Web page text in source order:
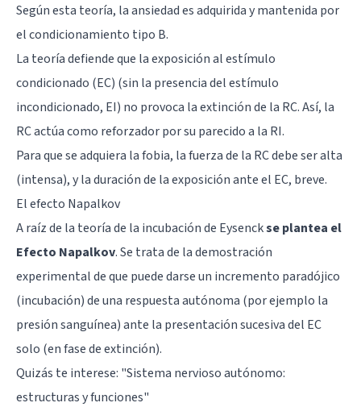
Según esta teoría, la ansiedad es adquirida y mantenida por
el condicionamiento tipo B.
La teoría defiende que la exposición al estímulo
condicionado (EC) (sin la presencia del estímulo
incondicionado, EI) no provoca la extinción de la RC. Así, la
RC actúa como reforzador por su parecido a la RI.
Para que se adquiera la fobia, la fuerza de la RC debe ser alta
(intensa), y la duración de la exposición ante el EC, breve.
El efecto Napalkov
A raíz de la teoría de la incubación de Eysenckse plantea el
Efecto Napalkov. Se trata de la demostración
experimental de que puede darse un incremento paradójico
(incubación) de una respuesta autónoma (por ejemplo la
presión sanguínea) ante la presentación sucesiva del EC
solo (en fase de extinción).
Quizás te interese: "Sistema nervioso autónomo:
estructuras y funciones"